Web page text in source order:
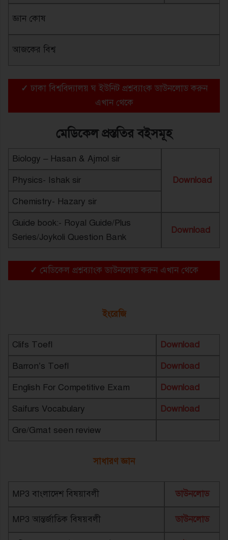
জ্ঞান কোষ
আজকের বিশ্ব
✓ ঢাকা বিশ্ববিদ্যালয় ঘ ইউনিট প্রশ্নব্যাংক ডাউনলোড করুন
এখান থেকে
মেডিকেল প্রস্ততির বইসমূহ
Biology – Hasan & Ajmol sir
Download
Physics- Ishak sir
Chemistry- Hazary sir
Guide book:- Royal Guide/Plus
Series/Joykoli Question Bank
Download
✓ মেডিকেল প্রশ্নব্যাংক ডাউনলোড করুন এখান থেকে
ইংরেজি
Clifs Toefl
Download
Barron’s Toefl
Download
English For Competitive Exam
Download
Saifurs Vocabulary
Download
Gre/Gmat seen review
সাধারণ জ্ঞান
MP3 বাংলাদেশ বিষয়াবলী ডাউনলোড
MP3 আন্তর্জাতিক বিষয়বলী ডাউনলোড